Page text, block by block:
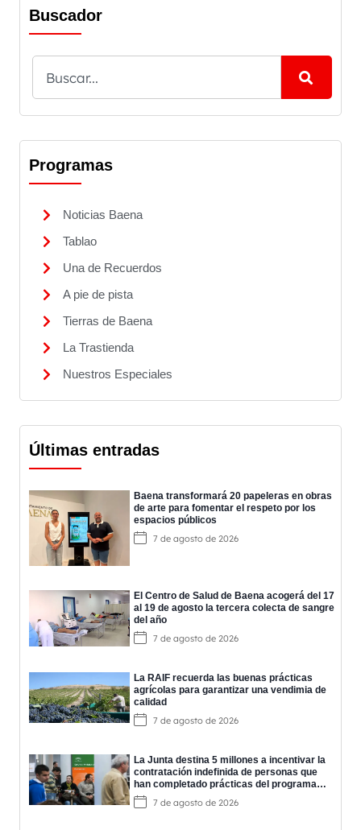
Buscador
Programas
Noticias Baena
Tablao
Una de Recuerdos
A pie de pista
Tierras de Baena
La Trastienda
Nuestros Especiales
Últimas entradas
Baena transformará 20 papeleras en obras
de arte para fomentar el respeto por los
espacios públicos
7 de agosto de 2026
El Centro de Salud de Baena acogerá del 17
al 19 de agosto la tercera colecta de sangre
del año
7 de agosto de 2026
La RAIF recuerda las buenas prácticas
agrícolas para garantizar una vendimia de
calidad
7 de agosto de 2026
La Junta destina 5 millones a incentivar la
contratación indefinida de personas que
han completado prácticas del programa
EPES
7 de agosto de 2026